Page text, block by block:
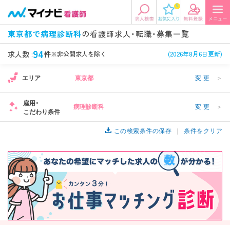
0
東京都で病理診断科の看護師求人・転職・募集一覧
求人数 :94件※非公開求人を除く (2026年8月6日更新)
エリアから探す
エリアから探す 駅・路線から探す
関東
東海 関西
北海道・東北 中国・四国
九州・沖縄
希望の求人条件を選択
条件項目の選択に戻る
看護師、准看護師など 常勤、夜勤なし可など
施設形態 担当業務
病棟、外来など
診察科目
美容外科、
循環器内科など
こだわり条件
未経験歓迎、
年収
年収500万円以上など
雇用形態
正社員、契約社員など
エリア 東京都 変更 ＞
雇用・
こだわり条件
病理診断科 変更 ＞
この検索条件の保存 条件をクリア